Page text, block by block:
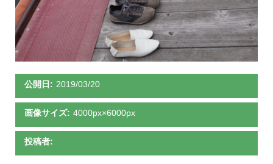
公開日: 2019/03/20
画像サイズ: 4000px×6000px
投稿者: